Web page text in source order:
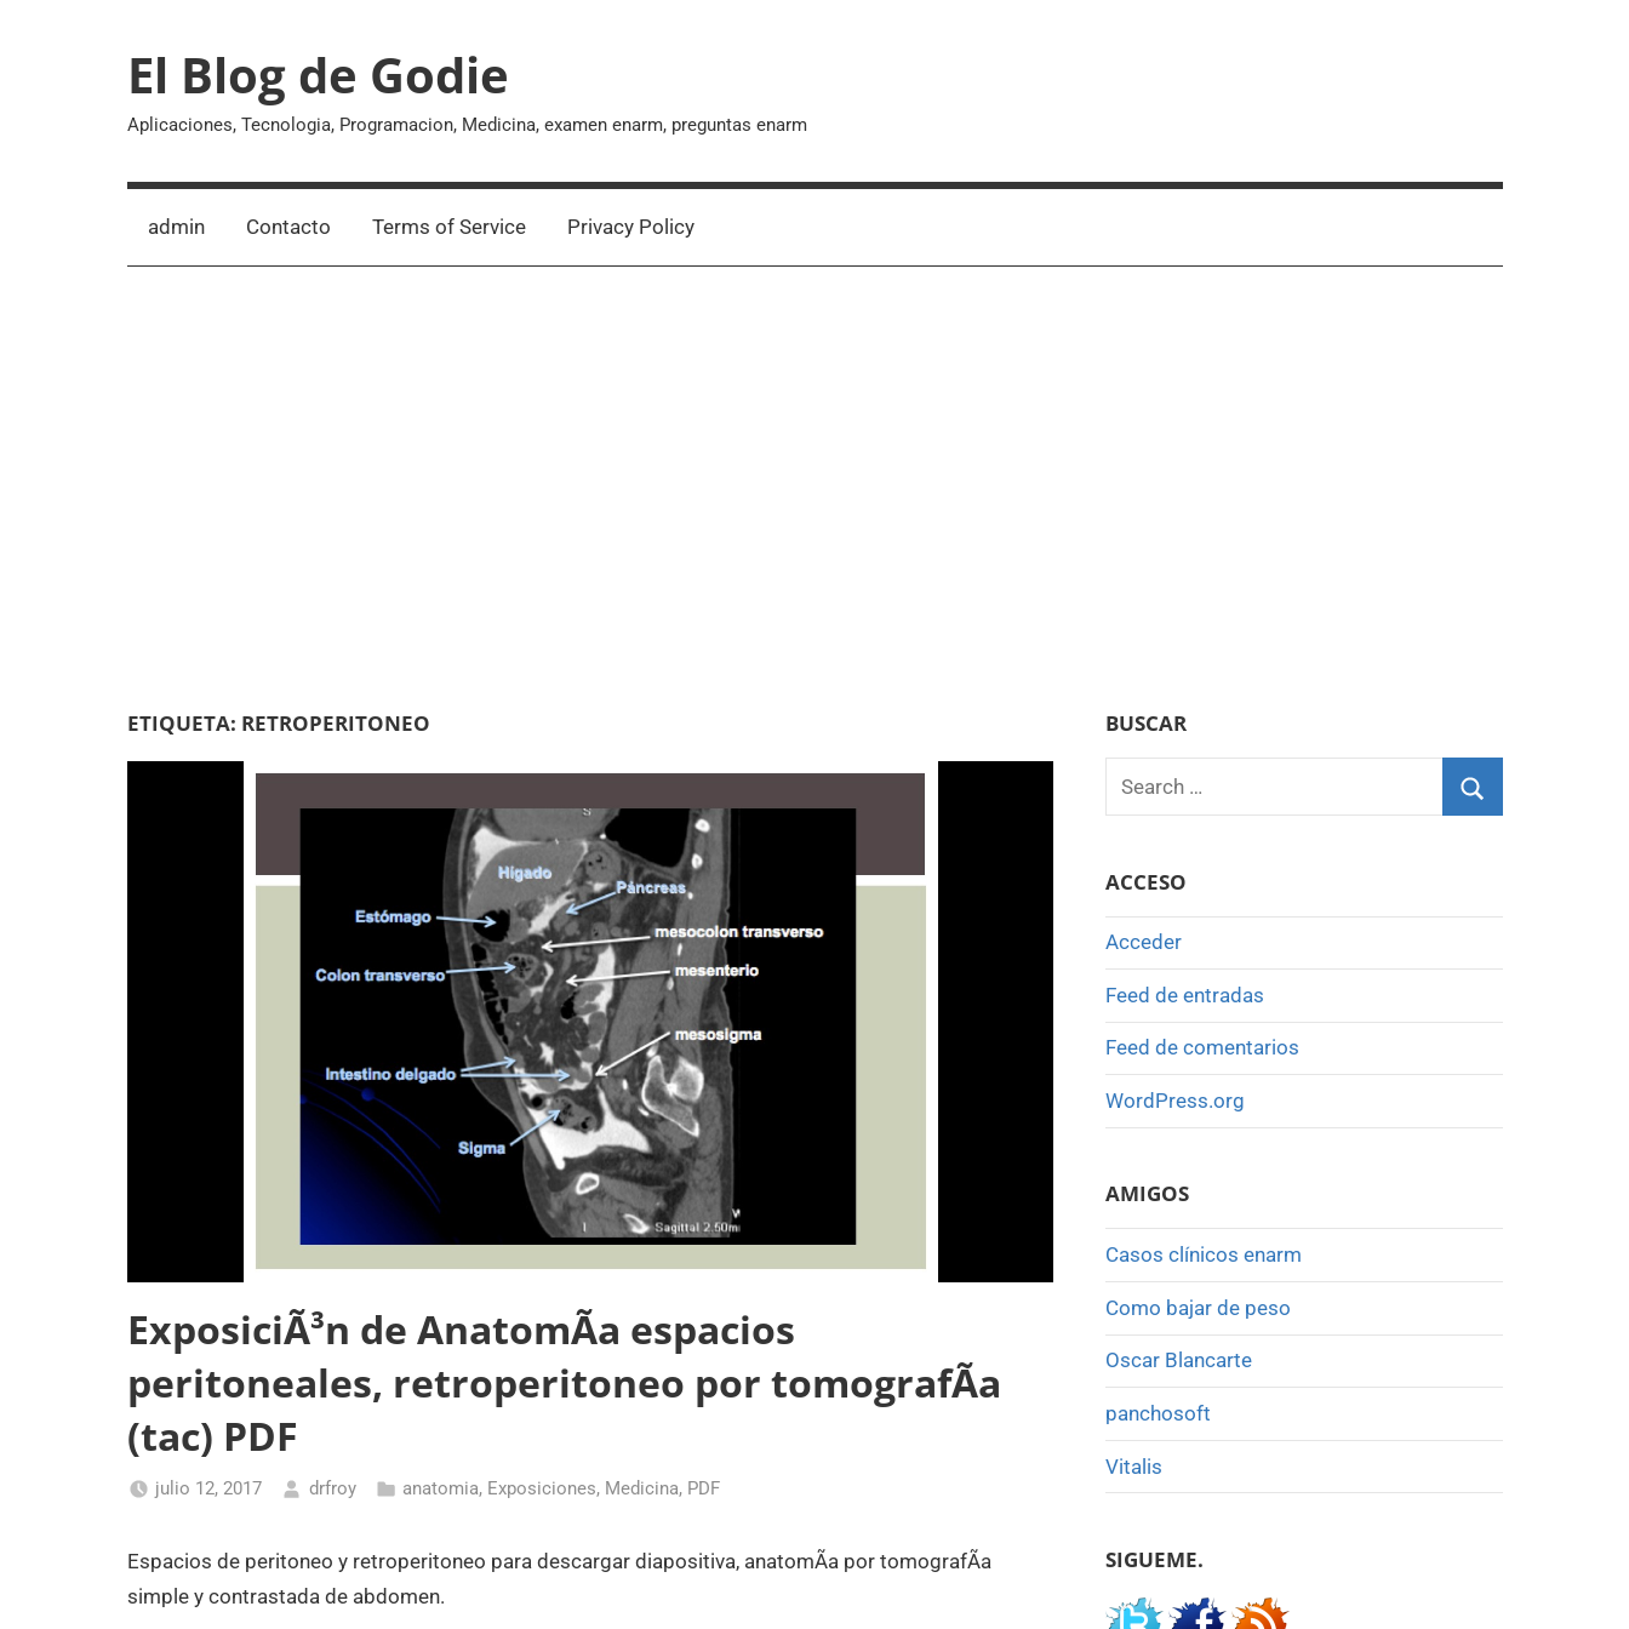
El Blog de Godie
Aplicaciones, Tecnologia, Programacion, Medicina, examen enarm, preguntas enarm
admin Contacto Terms of Service Privacy Policy
ETIQUETA: RETROPERITONEO
ExposiciÃ³n de AnatomÃ­a espacios
peritoneales, retroperitoneo por tomografÃ­a
(tac) PDF
julio 12, 2017 drfroy anatomia, Exposiciones, Medicina, PDF
Espacios de peritoneo y retroperitoneo para descargar diapositiva, anatomÃ­a por tomografÃ­a
simple y contrastada de abdomen.
BUSCAR
Search
for:
ACCESO
Acceder
Feed de entradas
Feed de comentarios
WordPress.org
AMIGOS
Casos clínicos enarm
Como bajar de peso
Oscar Blancarte
panchosoft
Vitalis
SIGUEME.